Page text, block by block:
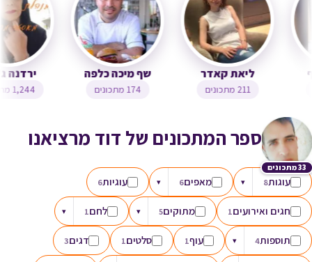
שף מיכה כלפה ליאת קאדר צופית בן יוסף
33 מתכונים
ספר המתכונים של דוד מרציאנו
עוגות8
▾ מאפים6
▾ עוגיות6
חגים ואירועים1 מתוקים5
▾ לחם1
▾
תוספות4
▾ עוף1 סלטים1 דגים3